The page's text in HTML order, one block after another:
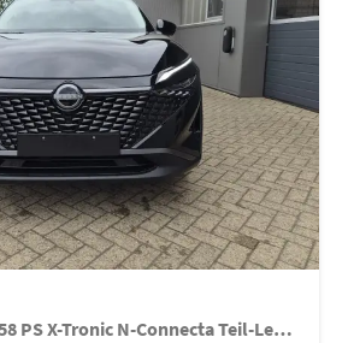
1.3 DIG-T MHEV 158 PS X-Tronic N-Connecta Teil-Leder PanoGlasdach Klimaautomatik Sitzheizung Lenkradheizung Navi ACC PDC v+h 360°Kamera DAB Bluetooth Touchscreen Apple CarPlay Android Auto 18"LM